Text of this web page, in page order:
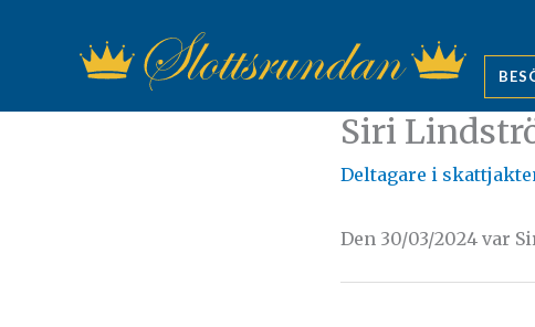
Siri
Deltagare i
Den 30/03/2024 var